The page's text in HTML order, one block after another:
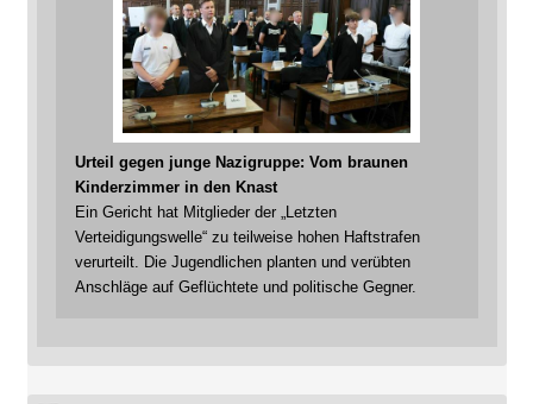
Urteil gegen junge Nazigruppe: Vom braunen
Kinderzimmer in den Knast
Ein Gericht hat Mitglieder der „Letzten
Verteidigungswelle“ zu teilweise hohen Haftstrafen
verurteilt. Die Jugendlichen planten und verübten
Anschläge auf Geflüchtete und politische Gegner.